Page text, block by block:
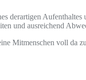
derartigen Aufenthaltes
und ausreichend
Mitmenschen voll da